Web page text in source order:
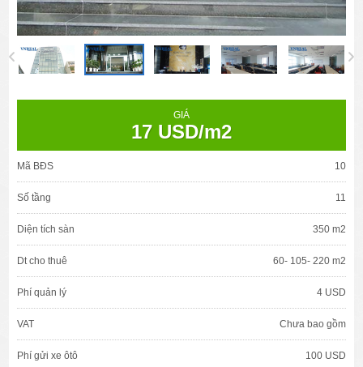
GIÁ
17 USD/m2
Mã BĐS 10
Số tầng 11
Diện tích sàn 350 m2
Dt cho thuê 60- 105- 220 m2
Phí quản lý 4 USD
VAT Chưa bao gồm
Phí gửi xe ôtô 100 USD